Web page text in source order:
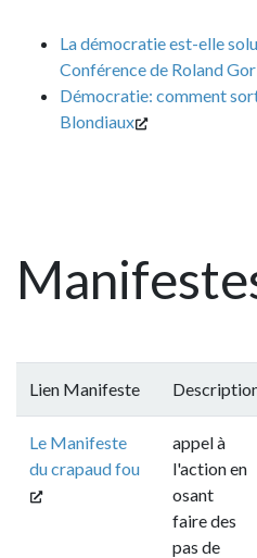
La démocratie est-elle
Conférence de Roland
Démocratie: comment
Blondiaux
Lien Manifeste
Le Manifeste
du crapaud fou
appel à
l'action en
osant
faire des
pas de